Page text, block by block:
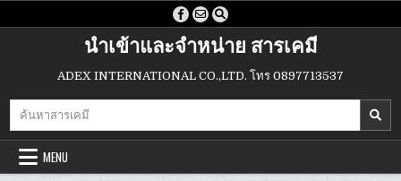
to
นำเข้าและจำหน่าย สารเคมี
ADEX INTERNATIONAL CO.,LTD. โทร 0897713537
Search
MENU